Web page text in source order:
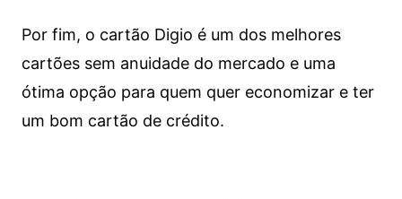
Por fim, o cartão Digio é um dos melhores
cartões sem anuidade do mercado e uma
ótima opção para quem quer economizar e ter
um bom cartão de crédito.